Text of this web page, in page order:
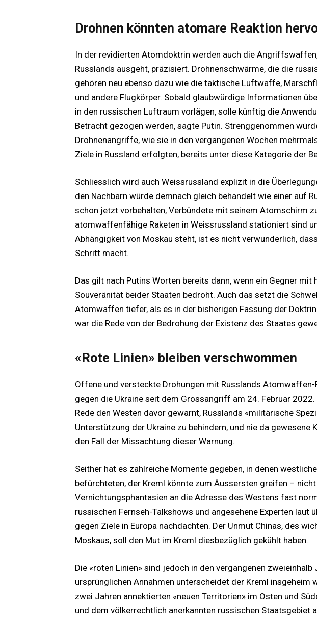
Drohnen könnten atomare Reaktion
In der revidierten Atomdoktrin werden auch die
Russlands ausgeht, präzisiert. Drohnenschwärme, die die
gehören neu ebenso dazu wie die taktische Luftwaffe,
und andere Flugkörper. Sobald glaubwürdige Informationen
in den russischen Luftraum vorlägen, solle künftig die
Betracht gezogen werden, sagte Putin. Strenggenommen
Drohnenangriffe, wie sie in den vergangenen Wochen
Ziele in Russland erfolgten, bereits unter diese Kategorie der
Schliesslich wird auch Weissrussland explizit in die
den Nachbarn würde demnach gleich behandelt wie einer auf
schon jetzt vorbehalten, Verbündete mit seinem Atomschirm
atomwaffenfähige Raketen in Weissrussland stationiert sind
Abhängigkeit von Moskau steht, ist es nicht verwunderlich,
Schritt macht.
Das gilt nach Putins Worten bereits dann, wenn ein Gegner
Souveränität beider Staaten bedroht. Auch das setzt die
Atomwaffen tiefer, als es in der bisherigen Fassung der
war die Rede von der Bedrohung der Existenz des Staates
«Rote Linien» bleiben verschwommen
Offene und versteckte Drohungen mit Russlands
gegen die Ukraine seit dem Grossangriff am 24. Februar
Rede den Westen davor gewarnt, Russlands «militärische
Unterstützung der Ukraine zu behindern, und nie da gewesene
den Fall der Missachtung dieser Warnung.
Seither hat es zahlreiche Momente gegeben, in denen
befürchteten, der Kreml könnte zum Äussersten greifen –
Vernichtungsphantasien an die Adresse des Westens fast
russischen Fernseh-Talkshows und angesehene Experten laut
gegen Ziele in Europa nachdachten. Der Unmut Chinas, des
Moskaus, soll den Mut im Kreml diesbezüglich gekühlt haben.
Die «roten Linien» sind jedoch in den vergangenen
ursprünglichen Annahmen unterscheidet der Kreml insgeheim
zwei Jahren annektierten «neuen Territorien» im Osten und
und dem völkerrechtlich anerkannten russischen Staatsgebiet